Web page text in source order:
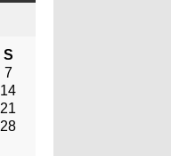
S
7
14
21
28